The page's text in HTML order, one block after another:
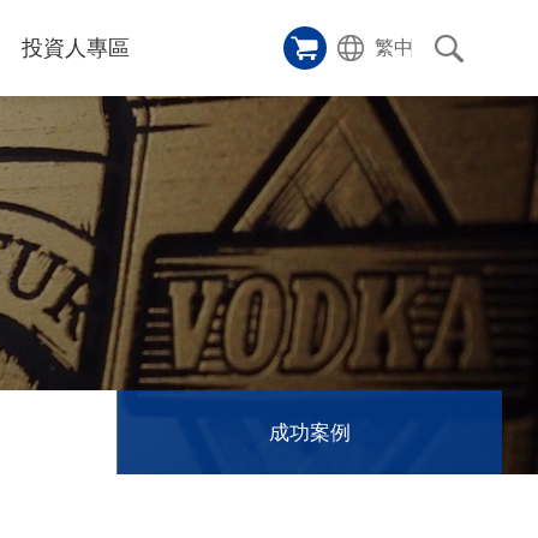
雷射切割機
品櫥窗
用影片
功案例
活動
投資人專區
區
繁中
成功案例